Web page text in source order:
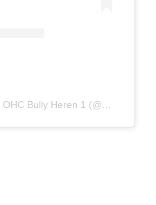
Een bericht gedeeld door OHC Bully Heren 1 (@ohcbullyheren1)